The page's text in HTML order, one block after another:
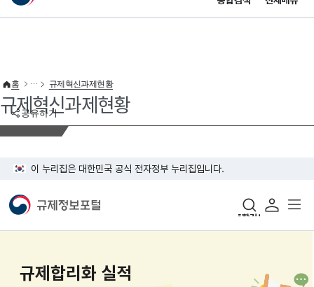
이 누리집은 대한민국 공식 전자정부 누리집입니다.
공유하기
홈 규제혁신과제현황
규제혁신과제현황